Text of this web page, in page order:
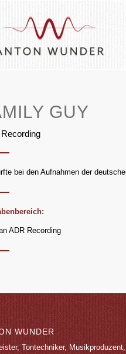
GUY
bei den Aufnahmen der
ADR Recording
WUNDER
Tontechniker,